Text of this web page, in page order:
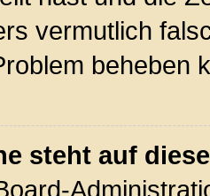
vermutlich
beheben
steht auf